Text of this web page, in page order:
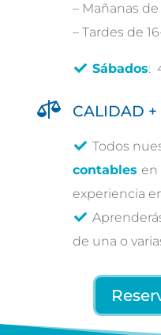
– Mañanas de
– Tardes de
Sábados:
 CALIDAD
Todos
contables en
experiencia
de una o